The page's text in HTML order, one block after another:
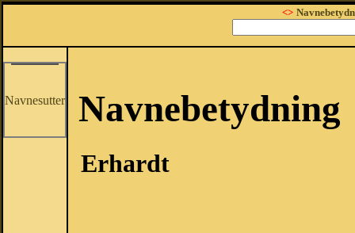
<>
Navnesutter Navnebetydning
Erhardt